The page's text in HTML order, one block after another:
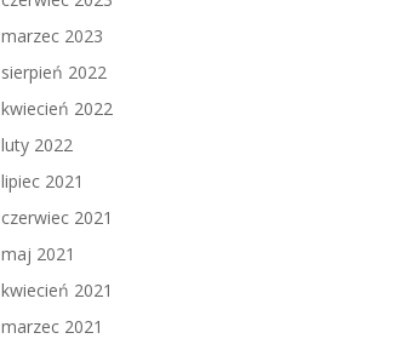
marzec 2023
sierpień 2022
kwiecień 2022
luty 2022
lipiec 2021
czerwiec 2021
maj 2021
kwiecień 2021
marzec 2021